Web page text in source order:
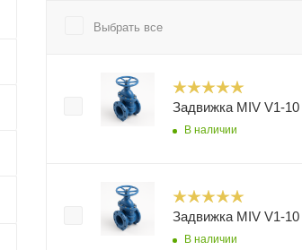
Выбрать все
В наличии
В наличии